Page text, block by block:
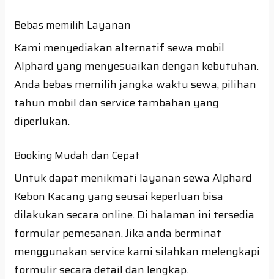
Bebas memilih Layanan
Kami menyediakan alternatif sewa mobil
Alphard yang menyesuaikan dengan kebutuhan.
Anda bebas memilih jangka waktu sewa, pilihan
tahun mobil dan service tambahan yang
diperlukan.
Booking Mudah dan Cepat
Untuk dapat menikmati layanan sewa Alphard
Kebon Kacang yang seusai keperluan bisa
dilakukan secara online. Di halaman ini tersedia
formular pemesanan. Jika anda berminat
menggunakan service kami silahkan melengkapi
formulir secara detail dan lengkap.